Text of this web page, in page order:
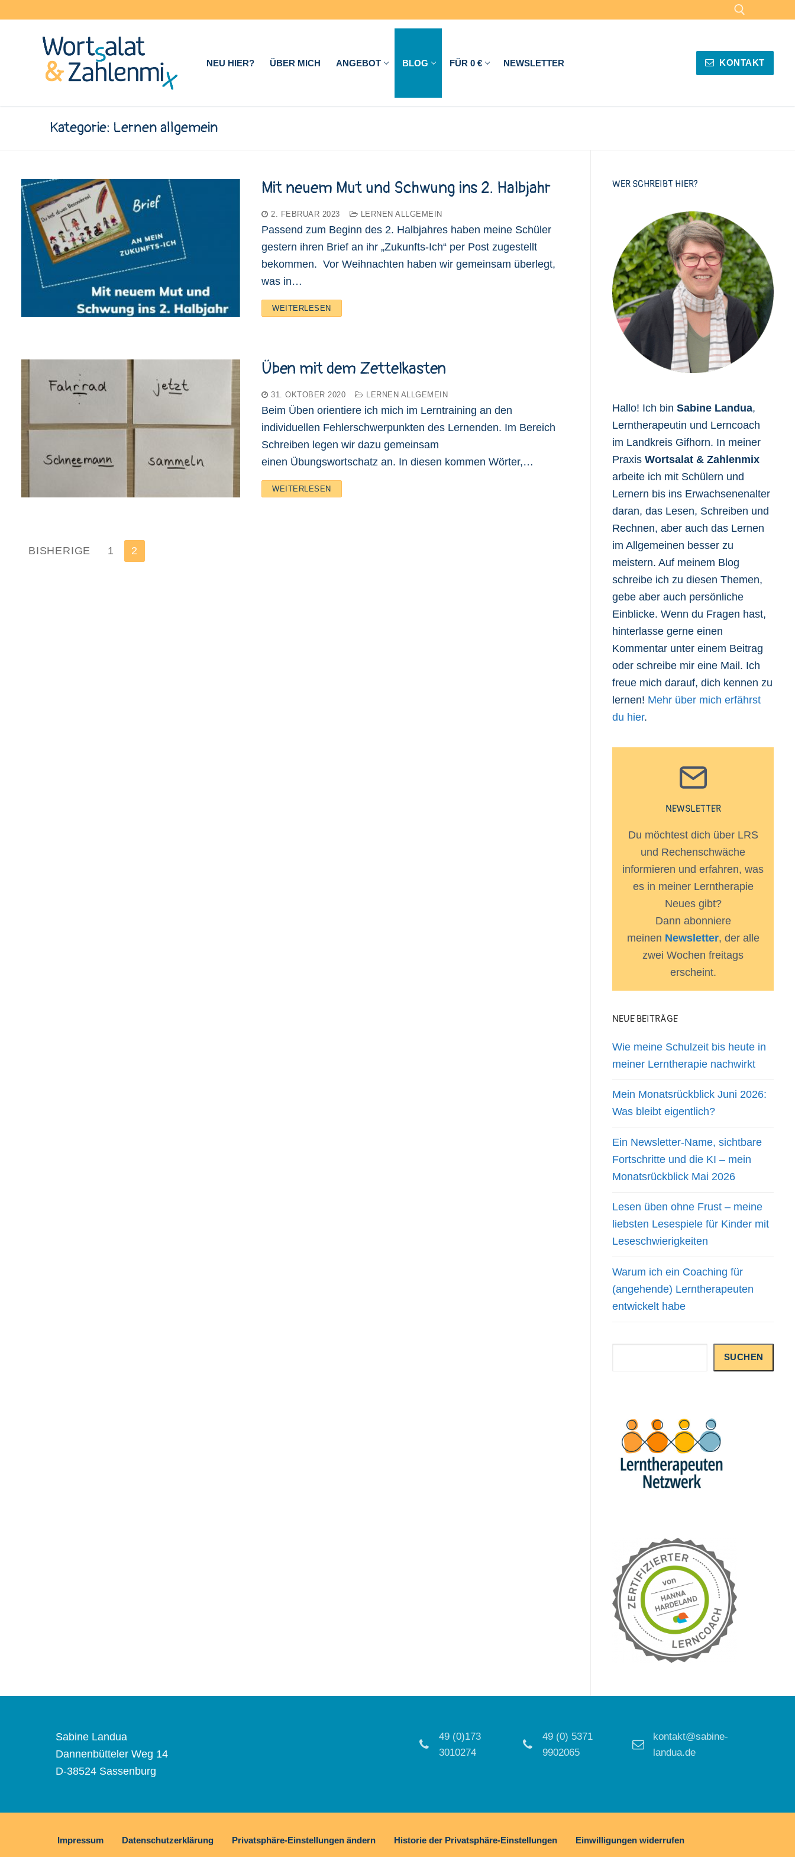
NEU HIER? ÜBER MICH ANGEBOT BLOG FÜR 0 € NEWSLETTER KONTAKT
Kategorie: Lernen allgemein
Mit neuem Mut und Schwung ins 2. Halbjahr
2. FEBRUAR 2023 LERNEN ALLGEMEIN
Passend zum Beginn des 2. Halbjahres haben meine Schüler
gestern ihren Brief an ihr „Zukunfts-Ich“ per Post zugestellt
bekommen. Vor Weihnachten haben wir gemeinsam überlegt,
was in…
WEITERLESEN
Üben mit dem Zettelkasten
31. OKTOBER 2020 LERNEN ALLGEMEIN
Beim Üben orientiere ich mich im Lerntraining an den
individuellen Fehlerschwerpunkten des Lernenden. Im Bereich
Schreiben legen wir dazu gemeinsam
einen Übungswortschatz an. In diesen kommen Wörter,…
WEITERLESEN
Seitennummerierung
BISHERIGE 1 2
WER SCHREIBT HIER?
Hallo! Ich bin Sabine Landua,
Lerntherapeutin und Lerncoach
im Landkreis Gifhorn. In meiner
Praxis Wortsalat & Zahlenmix
arbeite ich mit Schülern und
Lernern bis ins Erwachsenenalter
daran, das Lesen, Schreiben und
Rechnen, aber auch das Lernen
im Allgemeinen besser zu
meistern. Auf meinem Blog
schreibe ich zu diesen Themen,
gebe aber auch persönliche
Einblicke. Wenn du Fragen hast,
hinterlasse gerne einen
Kommentar unter einem Beitrag
oder schreibe mir eine Mail. Ich
freue mich darauf, dich kennen zu
lernen! Mehr über mich erfährst
du hier.
NEWSLETTER
Du möchtest dich über LRS
und Rechenschwäche
informieren und erfahren, was
es in meiner Lerntherapie
Neues gibt?
Dann abonniere
meinen Newsletter, der alle
zwei Wochen freitags
erscheint.
NEUE BEITRÄGE
Wie meine Schulzeit bis heute in
meiner Lerntherapie nachwirkt
Mein Monatsrückblick Juni 2026:
Was bleibt eigentlich?
Ein Newsletter-Name, sichtbare
Fortschritte und die KI – mein
Monatsrückblick Mai 2026
Lesen üben ohne Frust – meine
liebsten Lesespiele für Kinder mit
Leseschwierigkeiten
Warum ich ein Coaching für
(angehende) Lerntherapeuten
entwickelt habe
SUCHEN
Sabine Landua
Dannenbütteler Weg 14
D-38524 Sassenburg
49 (0)173
3010274
49 (0) 5371
9902065
kontakt@sabine-
landua.de
Impressum Datenschutzerklärung Privatsphäre-Einstellungen ändern Historie der Privatsphäre-Einstellungen Einwilligungen widerrufen